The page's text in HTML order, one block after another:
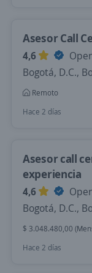
Asesor Call
4,6
Bogotá, D.C.,
Remoto
Hace 2 días
Asesor call
experiencia
4,6
Bogotá, D.C.,
$ 3.048.480,00
Hace 2 días